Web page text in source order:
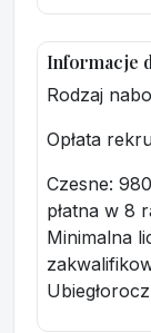
Informacje
Rodzaj
Opłata
Czesne:
płatna w 8
Minimalna